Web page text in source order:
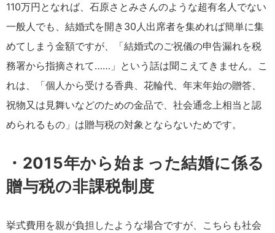
110万円となれば、石原さとみさんのような超有名人でない
一般人でも、結婚式を開き30人出席者を集めれば簡単に集
めてしまう金額ですが、「結婚式のご祝儀の申告漏れを税
務署から指摘されて……」という話は聞こえてきません。こ
れは、「個人から受ける香典、花輪代、年末年始の贈答、
祝物又は見舞いなどのための金品で、社会通念上相当と認
められるもの」は贈与税の対象とならないためです。
・2015年から始まった結婚に係る
贈与税の非課税制度
挙式費用を親が負担したような場合ですが、こちらも社会